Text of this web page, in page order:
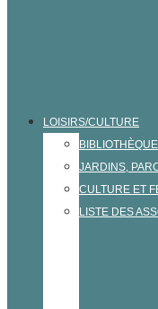
LOISIRS/CULTURE
BIBLIOTHÈQUE
JARDINS,
CULTURE ET
LISTE DES